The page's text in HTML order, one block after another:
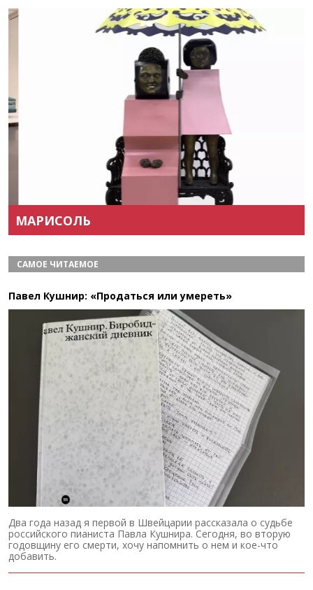
МАРИСОЛЬ
САМОЕ ЧИТАЕМОЕ
Павел Кушнир: «Продаться или умереть»
Два года назад я первой в Швейцарии рассказала о судьбе
российского пианиста Павла Кушнира. Сегодня, во вторую
годовщину его смерти, хочу напомнить о нем и кое-что
добавить.